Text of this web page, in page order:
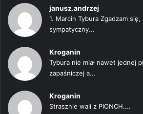
janusz.andrzej
1. Marcin Tybura Zgadzam
sympatyczny...
Kroganin
Tybura nie miał nawet jednej
zapaśniczej a...
Kroganin
Strasznie wali z PIONCH....